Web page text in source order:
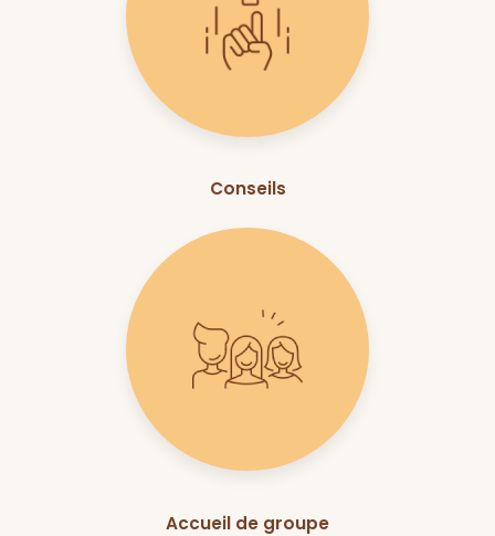
Conseils
Accueil de groupe